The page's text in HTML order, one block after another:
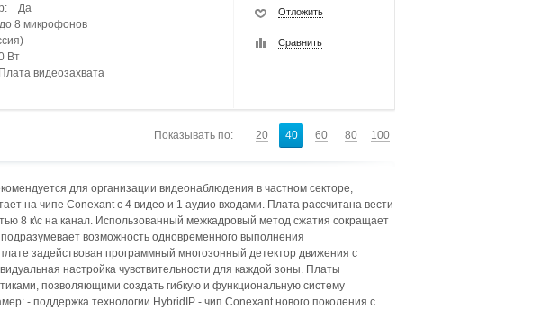
Да
8 микрофонов
Вт
видеозахвата
Отложить
Сравнить
Показывать по: 20 40 60 80 100
для организации видеонаблюдения в частном секторе,
на чипе Conexant с 4 видео и 1 аудио входами. Плата рассчитана вести
8 к\с на канал. Использованный межкадровый метод сжатия сокращает
возможность одновременного выполнения
задействован программный многозонный детектор движения с
настройка чувствительности для каждой зоны. Платы
позволяющими создать гибкую и функциональную систему
- поддержка технологии HybridIP - чип Conexant нового поколения с